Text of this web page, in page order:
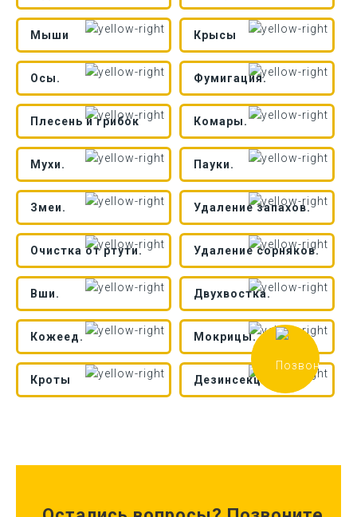
Мыши Крысы
Осы. Фумигация.
Плесень и грибок Комары.
Мухи. Пауки.
Змеи. Удаление запахов.
Очистка от ртути. Удаление сорняков.
Вши. Двухвостка.
Кожеед. Мокрицы.
Кроты Дезинсекция.